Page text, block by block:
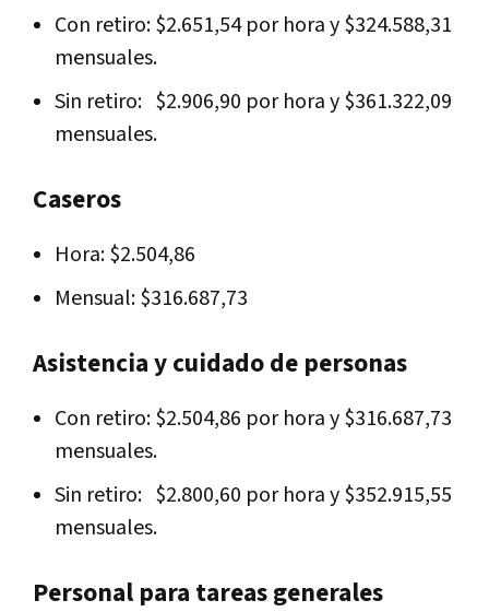
Con retiro: $2.651,54 por hora y $324.588,31
mensuales.
Sin retiro: $2.906,90 por hora y $361.322,09
mensuales.
Caseros
Hora: $2.504,86
Mensual: $316.687,73
Asistencia y cuidado de personas
Con retiro: $2.504,86 por hora y $316.687,73
mensuales.
Sin retiro: $2.800,60 por hora y $352.915,55
mensuales.
Personal para tareas generales